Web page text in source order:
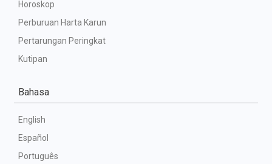
Horoskop
Perburuan Harta Karun
Pertarungan Peringkat
Kutipan
Bahasa
English
Español
Português